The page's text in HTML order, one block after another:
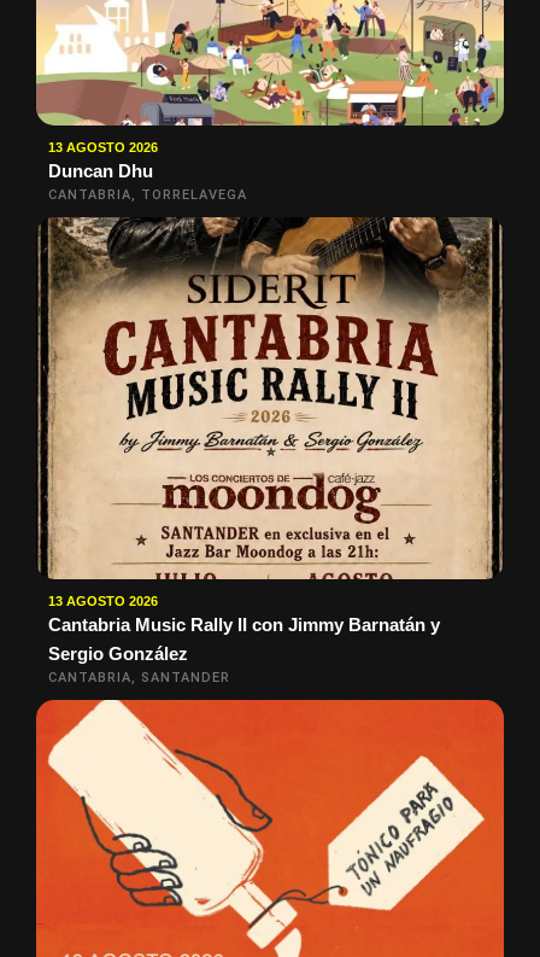
13 AGOSTO 2026
Duncan Dhu
CANTABRIA, TORRELAVEGA
13 AGOSTO 2026
Cantabria Music Rally II con Jimmy Barnatán y
Sergio González
CANTABRIA, SANTANDER